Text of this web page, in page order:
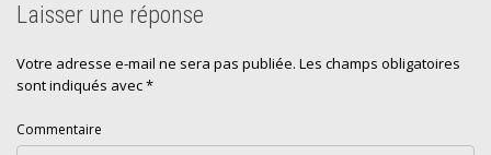
Laisser une réponse
Votre adresse e-mail ne sera pas publiée. Les champs obligatoires
sont indiqués avec*
Commentaire